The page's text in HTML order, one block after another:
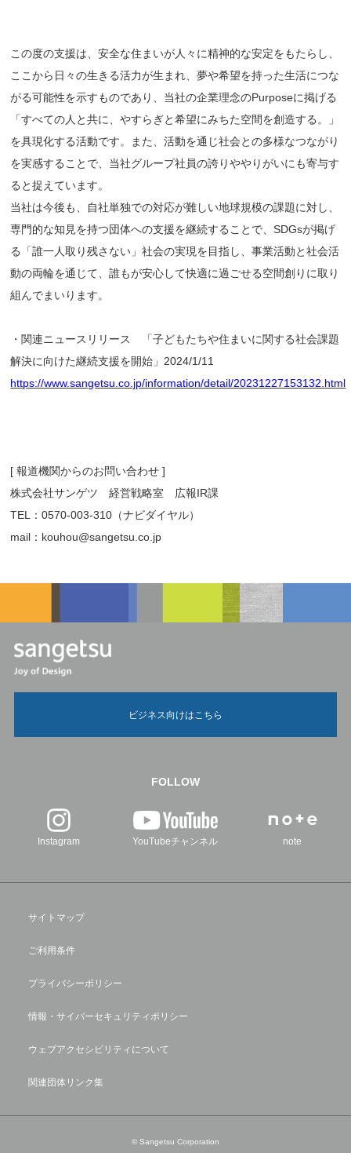
この度の支援は、安全な住まいが人々に精神的な安定をもたらし、
ここから日々の生きる活力が生まれ、夢や希望を持った生活につな
がる可能性を示すものであり、当社の企業理念のPurposeに掲げる
「すべての人と共に、やすらぎと希望にみちた空間を創造する。」
を具現化する活動です。また、活動を通じ社会との多様なつながり
を実感することで、当社グループ社員の誇りややりがいにも寄与す
ると捉えています。
当社は今後も、自社単独での対応が難しい地球規模の課題に対し、
専門的な知見を持つ団体への支援を継続することで、SDGsが掲げ
る「誰一人取り残さない」社会の実現を目指し、事業活動と社会活
動の両輪を通じて、誰もが安心して快適に過ごせる空間創りに取り
組んでまいります。
・関連ニュースリリース 「子どもたちや住まいに関する社会課題
解決に向けた継続支援を開始」2024/1/11
https://www.sangetsu.co.jp/information/detail/20231227153132.html
[ 報道機関からのお問い合わせ ]
株式会社サンゲツ 経営戦略室 広報IR課
TEL：0570-003-310（ナビダイヤル）
mail：kouhou@sangetsu.co.jp
ビジネス向けはこちら
FOLLOW
Instagram YouTubeチャンネル note
サイトマップ
ご利用条件
プライバシーポリシー
情報・サイバーセキュリティポリシー
ウェブアクセシビリティについて
関連団体リンク集
© Sangetsu Corporation